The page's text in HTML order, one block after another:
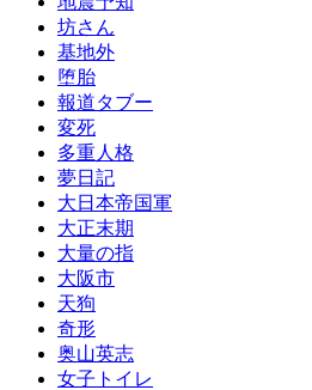
坊さん
基地外
堕胎
報道タブー
変死
多重人格
夢日記
大日本帝国軍
大正末期
大量の指
大阪市
天狗
奇形
奥山英志
女子トイレ